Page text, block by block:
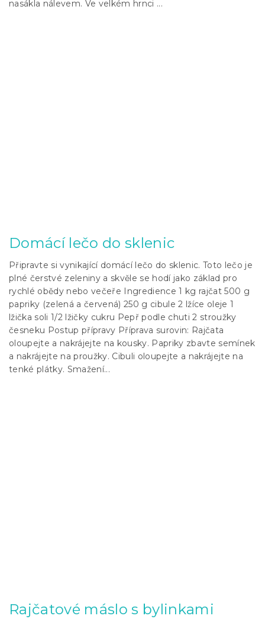
nasákla nálevem. Ve velkém hrnci ...
Domácí lečo do sklenic
Připravte si vynikající domácí lečo do sklenic. Toto lečo je
plné čerstvé zeleniny a skvěle se hodí jako základ pro
rychlé obědy nebo večeře Ingredience 1 kg rajčat 500 g
papriky (zelená a červená) 250 g cibule 2 lžíce oleje 1
lžička soli 1/2 lžičky cukru Pepř podle chuti 2 stroužky
česneku Postup přípravy Příprava surovin: Rajčata
oloupejte a nakrájejte na kousky. Papriky zbavte semínek
a nakrájejte na proužky. Cibuli oloupejte a nakrájejte na
tenké plátky. Smažení...
Rajčatové máslo s bylinkami